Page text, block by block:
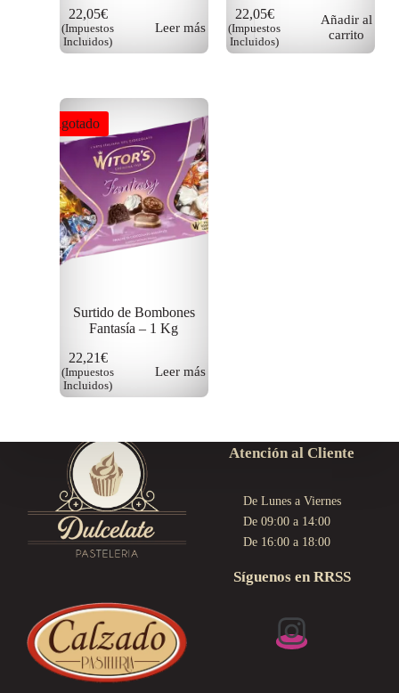
22,05€
(Impuestos
Incluidos)
Leer más
22,05€
(Impuestos
Incluidos)
Añadir al
carrito
Agotado
Surtido de Bombones
Fantasía – 1 Kg
22,21€
(Impuestos
Incluidos)
Leer más
Atención al Cliente
De Lunes a Viernes
De 09:00 a 14:00
De 16:00 a 18:00
Síguenos en RRSS